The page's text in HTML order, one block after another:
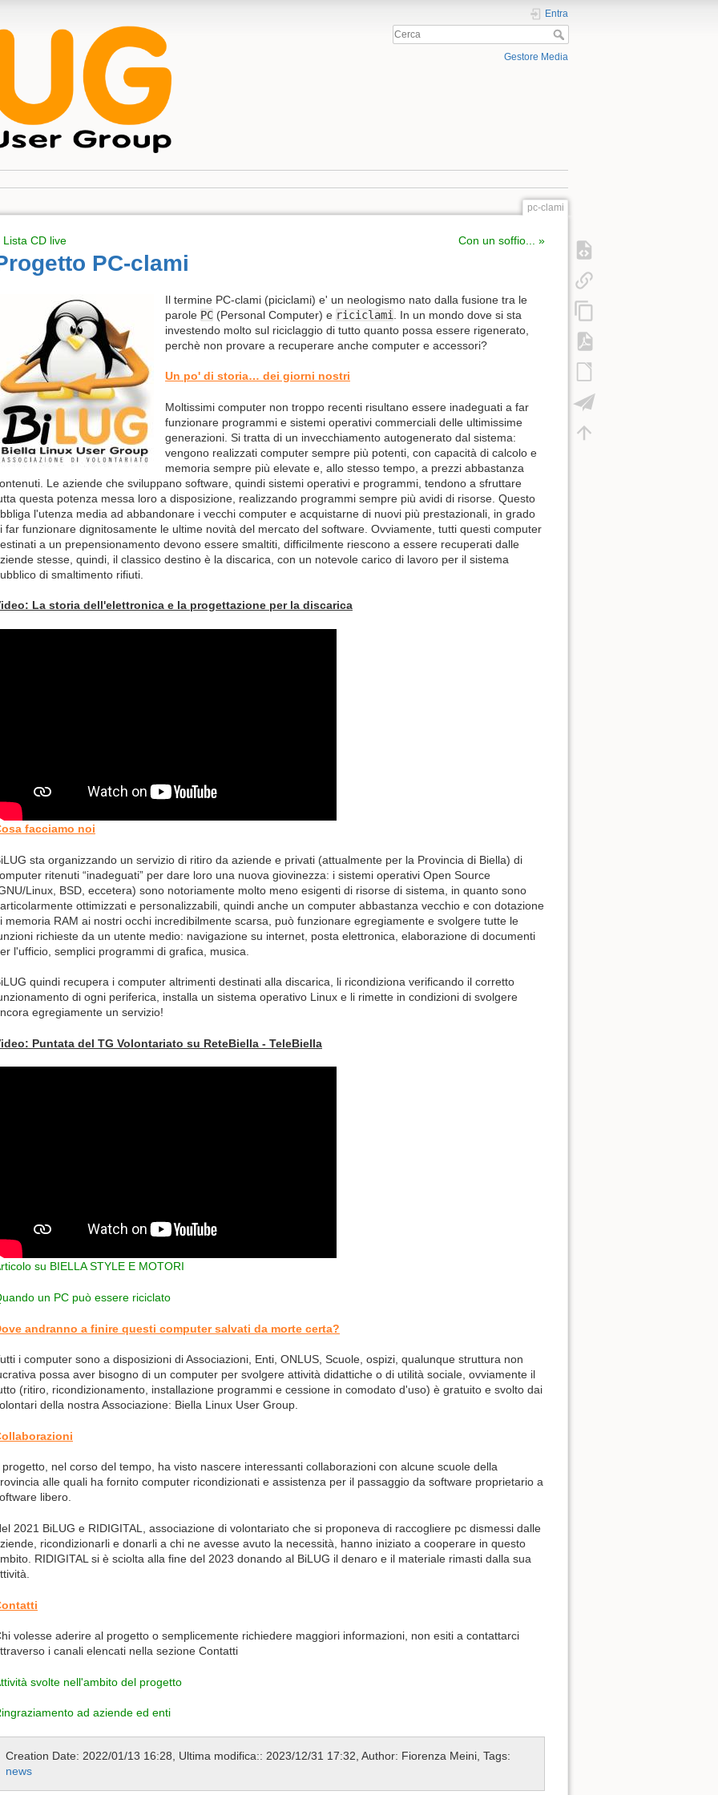
Entra
Gestore Media
pc-clami
Lista CD live Con un soffio... »
PC-clami
Il termine PC-clami (piciclami) e' un neologismo nato dalla fusione tra le
parole PC (Personal Computer) e riciclami
. In un mondo dove si sta
investendo molto sul riciclaggio di tutto quanto possa essere rigenerato,
perchè non provare a recuperare anche computer e accessori?
Un po' di storia… dei giorni nostri
Moltissimi computer non troppo recenti risultano essere inadeguati a far
funzionare programmi e sistemi operativi commerciali delle ultimissime
generazioni. Si tratta di un invecchiamento autogenerato dal sistema:
vengono realizzati computer sempre più potenti, con capacità di calcolo e
memoria sempre più elevate e, allo stesso tempo, a prezzi abbastanza
Le aziende che sviluppano software, quindi sistemi operativi e programmi, tendono a sfruttare
questa potenza messa loro a disposizione, realizzando programmi sempre più avidi di risorse. Questo
l'utenza media ad abbandonare i vecchi computer e acquistarne di nuovi più prestazionali, in grado
far funzionare dignitosamente le ultime novità del mercato del software. Ovviamente, tutti questi computer
a un prepensionamento devono essere smaltiti, difficilmente riescono a essere recuperati dalle
stesse, quindi, il classico destino è la discarica, con un notevole carico di lavoro per il sistema
di smaltimento rifiuti.
La storia dell'elettronica e la progettazione per la discarica
facciamo noi
sta organizzando un servizio di ritiro da aziende e privati (attualmente per la Provincia di Biella) di
ritenuti “inadeguati” per dare loro una nuova giovinezza: i sistemi operativi Open Source
Linux, BSD, eccetera) sono notoriamente molto meno esigenti di risorse di sistema, in quanto sono
ottimizzati e personalizzabili, quindi anche un computer abbastanza vecchio e con dotazione
memoria RAM ai nostri occhi incredibilmente scarsa, può funzionare egregiamente e svolgere tutte le
richieste da un utente medio: navigazione su internet, posta elettronica, elaborazione di documenti
l'ufficio, semplici programmi di grafica, musica.
quindi recupera i computer altrimenti destinati alla discarica, li ricondiziona verificando il corretto
di ogni periferica, installa un sistema operativo Linux e li rimette in condizioni di svolgere
egregiamente un servizio!
Puntata del TG Volontariato su ReteBiella - TeleBiella
su BIELLA STYLE E MOTORI
un PC può essere riciclato
andranno a finire questi computer salvati da morte certa?
i computer sono a disposizioni di Associazioni, Enti, ONLUS, Scuole, ospizi, qualunque struttura non
possa aver bisogno di un computer per svolgere attività didattiche o di utilità sociale, ovviamente il
(ritiro, ricondizionamento, installazione programmi e cessione in comodato d'uso) è gratuito e svolto dai
della nostra Associazione: Biella Linux User Group.
progetto, nel corso del tempo, ha visto nascere interessanti collaborazioni con alcune scuole della
alle quali ha fornito computer ricondizionati e assistenza per il passaggio da software proprietario a
libero.
2021 BiLUG e RIDIGITAL, associazione di volontariato che si proponeva di raccogliere pc dismessi dalle
ricondizionarli e donarli a chi ne avesse avuto la necessità, hanno iniziato a cooperare in questo
RIDIGITAL si è sciolta alla fine del 2023 donando al BiLUG il denaro e il materiale rimasti dalla sua
volesse aderire al progetto o semplicemente richiedere maggiori informazioni, non esiti a contattarci
i canali elencati nella sezione Contatti
svolte nell'ambito del progetto
ad aziende ed enti
Creation Date: 2022/01/13 16:28, Ultima modifica:: 2023/12/31 17:32, Author: Fiorenza Meini, Tags:
news